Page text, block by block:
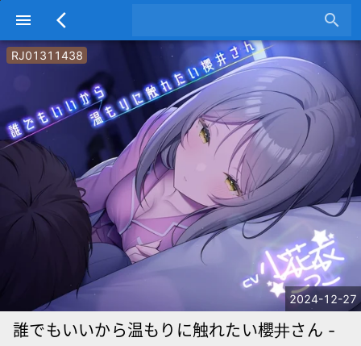
menu arrow_back_ios search
RJ01311438
2024-12-27
誰でもいいから温もりに触れたい櫻井さん -